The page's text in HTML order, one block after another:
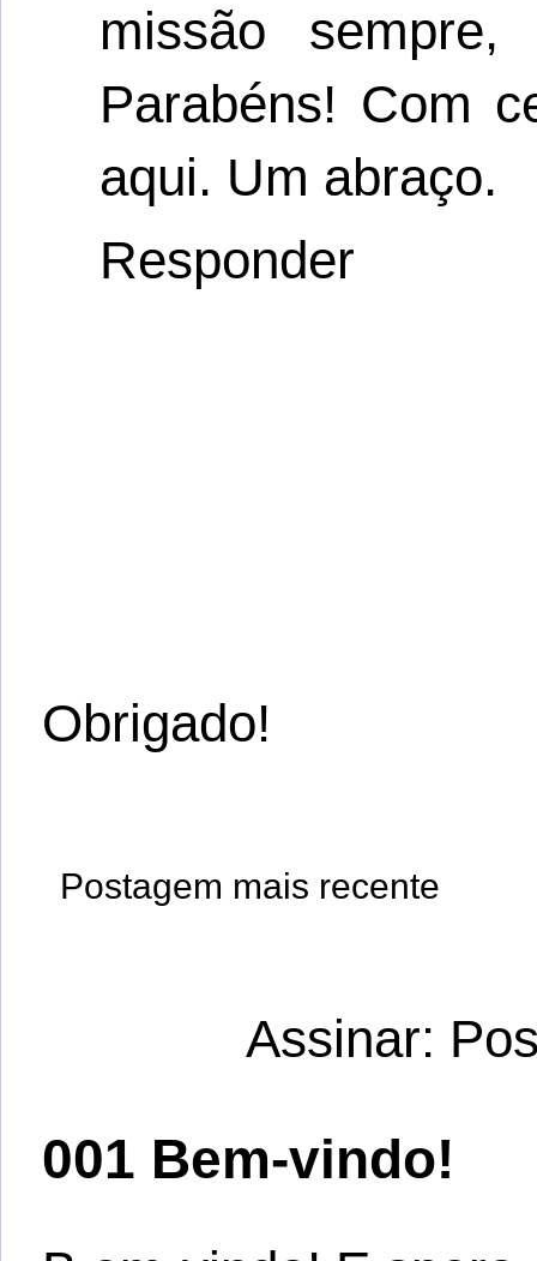
missão
Parabéns! Com
aqui. Um abraço.
Responder
Obrigado!
Postagem mais recente
Assinar:
001 Bem-vindo!